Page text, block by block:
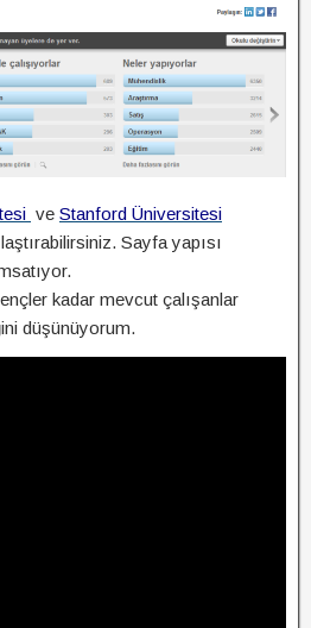
ve Stanford Üniversitesi
Sayfa yapısı
kadar mevcut çalışanlar
düşünüyorum.